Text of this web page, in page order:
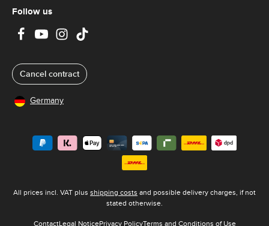
Follow us
Cancel contract
Germany
All prices incl. VAT plus shipping costs and possible delivery charges, if not
stated otherwise.
ContactLegal NoticePrivacy PolicyTerms and Conditions of Use